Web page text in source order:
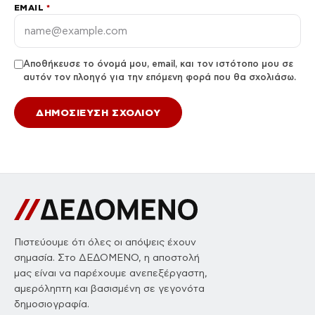
EMAIL *
Αποθήκευσε το όνομά μου, email, και τον ιστότοπο μου σε
αυτόν τον πλοηγό για την επόμενη φορά που θα σχολιάσω.
Πιστεύουμε ότι όλες οι απόψεις έχουν
σημασία. Στο ΔΕΔΟΜΕΝΟ, η αποστολή
μας είναι να παρέχουμε ανεπεξέργαστη,
αμερόληπτη και βασισμένη σε γεγονότα
δημοσιογραφία.